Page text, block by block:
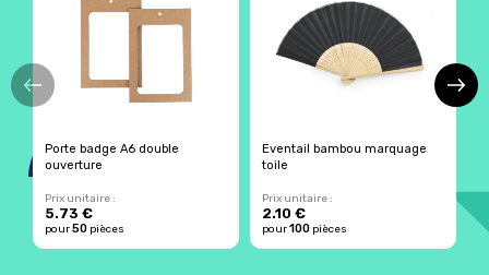
Porte badge A6 double
ouverture
Prix unitaire :
5.73 €
pour50 pièces
Eventail bambou marquage
toile
Prix unitaire :
2.10 €
pour100 pièces